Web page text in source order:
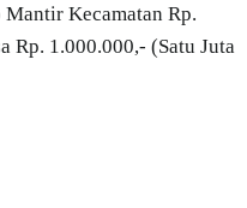
Kecamatan Rp.
Rp. 1.000.000,- (Satu Juta